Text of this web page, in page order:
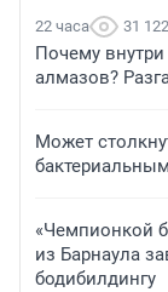
22 часа 31 122
Почему
алмазов?
Может
«Чемпионкой
из Барнаула
бодибилдингу